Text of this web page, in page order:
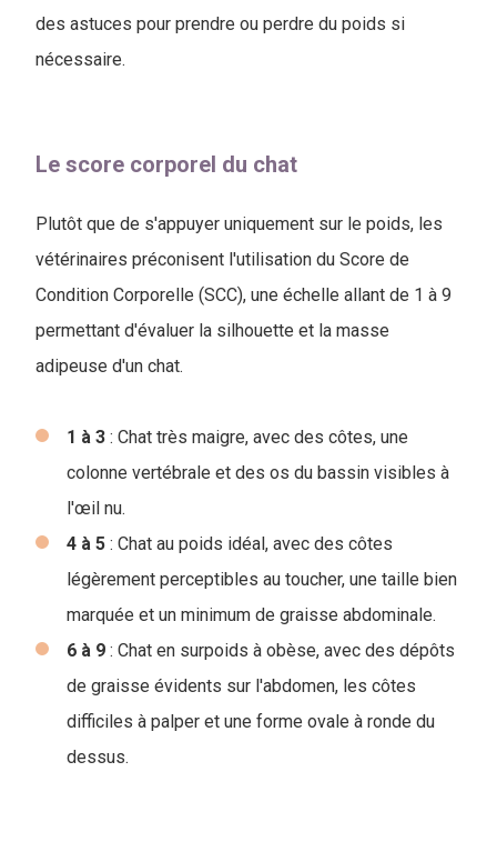
des astuces pour prendre ou perdre du poids si
nécessaire.
Le score corporel du chat
Plutôt que de s'appuyer uniquement sur le poids, les
vétérinaires préconisent l'utilisation du Score de
Condition Corporelle (SCC), une échelle allant de 1 à 9
permettant d'évaluer la silhouette et la masse
adipeuse d'un chat.
1 à 3 : Chat très maigre, avec des côtes, une
colonne vertébrale et des os du bassin visibles à
l'œil nu.
4 à 5 : Chat au poids idéal, avec des côtes
légèrement perceptibles au toucher, une taille bien
marquée et un minimum de graisse abdominale.
6 à 9 : Chat en surpoids à obèse, avec des dépôts
de graisse évidents sur l'abdomen, les côtes
difficiles à palper et une forme ovale à ronde du
dessus.